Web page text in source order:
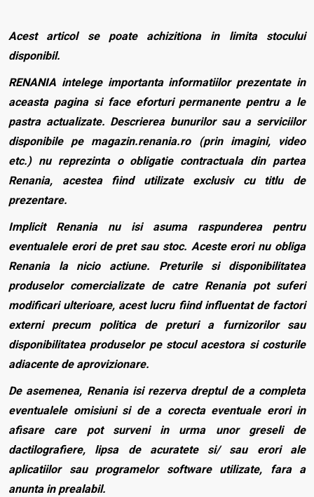
Acest articol se poate achizitiona in limita stocului
disponibil.
RENANIA intelege importanta informatiilor prezentate in
aceasta pagina si face eforturi permanente pentru a le
pastra actualizate. Descrierea bunurilor sau a serviciilor
disponibile pe magazin.renania.ro (prin imagini, video
etc.) nu reprezinta o obligatie contractuala din partea
Renania, acestea fiind utilizate exclusiv cu titlu de
prezentare.
Implicit Renania nu isi asuma raspunderea pentru
eventualele erori de pret sau stoc. Aceste erori nu obliga
Renania la nicio actiune. Preturile si disponibilitatea
produselor comercializate de catre Renania pot suferi
modificari ulterioare, acest lucru fiind influentat de factori
externi precum politica de preturi a furnizorilor sau
disponibilitatea produselor pe stocul acestora si costurile
adiacente de aprovizionare.
De asemenea, Renania isi rezerva dreptul de a completa
eventualele omisiuni si de a corecta eventuale erori in
afisare care pot surveni in urma unor greseli de
dactilografiere, lipsa de acuratete si/ sau erori ale
aplicatiilor sau programelor software utilizate, fara a
anunta in prealabil.